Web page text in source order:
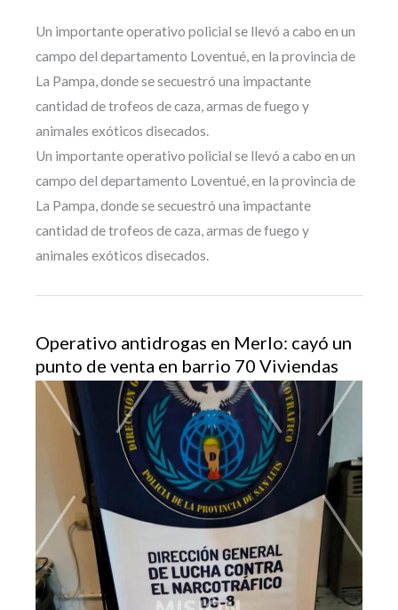
Un importante operativo policial se llevó a cabo en un
campo del departamento Loventué, en la provincia de
La Pampa, donde se secuestró una impactante
cantidad de trofeos de caza, armas de fuego y
animales exóticos disecados.
Un importante operativo policial se llevó a cabo en un
campo del departamento Loventué, en la provincia de
La Pampa, donde se secuestró una impactante
cantidad de trofeos de caza, armas de fuego y
animales exóticos disecados.
Operativo antidrogas en Merlo: cayó un
punto de venta en barrio 70 Viviendas